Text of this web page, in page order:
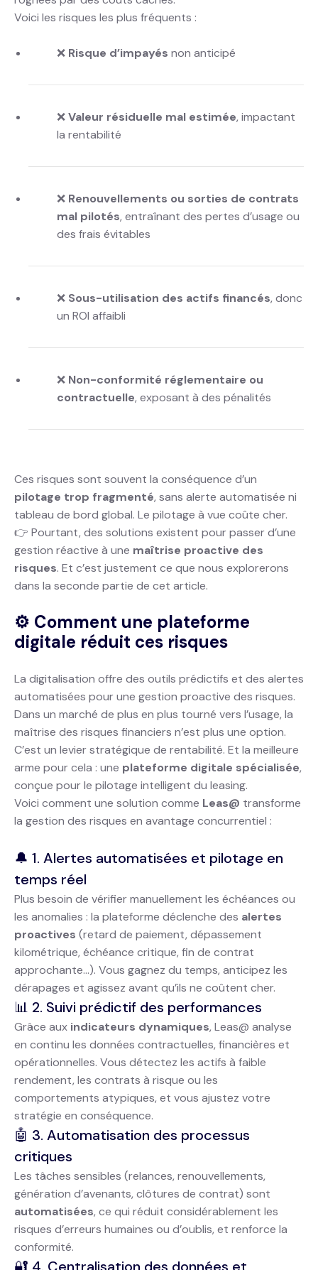
Voici les risques les plus fréquents :
❌ Risque d’impayés non anticipé
❌Valeur résiduelle mal estimée, impactant
la rentabilité
❌ Renouvellements ou sorties de contrats
mal pilotés, entraînant des pertes d’usage ou
des frais évitables
❌ Sous-utilisation des actifs financés, donc
un ROI affaibli
❌ Non-conformité réglementaire ou
contractuelle, exposant à des pénalités
Ces risques sont souvent la conséquence d’un
pilotage trop fragmenté, sans alerte automatisée ni
tableau de bord global. Le pilotage à vue coûte cher.
👉 Pourtant, des solutions existent pour passer d’une
gestion réactive à une maîtrise proactive des
risques. Et c’est justement ce que nous explorerons
dans la seconde partie de cet article.
⚙️ Comment une plateforme
digitale réduit ces risques
La digitalisation offre des outils prédictifs et des alertes
automatisées pour une gestion proactive des risques.
Dans un marché de plus en plus tourné vers l’usage, la
maîtrise des risques financiers n’est plus une option.
C’est un levier stratégique de rentabilité. Et la meilleure
arme pour cela : une plateforme digitale spécialisée,
conçue pour le pilotage intelligent du leasing.
Voici comment une solution comme Leas@ transforme
la gestion des risques en avantage concurrentiel :
🔔 1. Alertes automatisées et pilotage en
temps réel
Plus besoin de vérifier manuellement les échéances ou
les anomalies : la plateforme déclenche des alertes
proactives (retard de paiement, dépassement
kilométrique, échéance critique, fin de contrat
approchante…). Vous gagnez du temps, anticipez les
dérapages et agissez avant qu’ils ne coûtent cher.
📊 2. Suivi prédictif des performances
Grâce aux indicateurs dynamiques, Leas@ analyse
en continu les données contractuelles, financières et
opérationnelles. Vous détectez les actifs à faible
rendement, les contrats à risque ou les
comportements atypiques, et vous ajustez votre
stratégie en conséquence.
🤖 3. Automatisation des processus
critiques
Les tâches sensibles (relances, renouvellements,
génération d’avenants, clôtures de contrat) sont
automatisées, ce qui réduit considérablement les
risques d’erreurs humaines ou d’oublis, et renforce la
conformité.